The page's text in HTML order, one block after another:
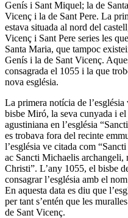
Genís i Sant Miquel; la de
Vicenç i la de Sant Pere. La
estava situada al nord del
Vicenç i Sant Pere series les
Santa Maria, que tampoc
Genís i la de Sant Vicenç.
consagrada el 1055 i la que
nova església.
La primera notícia de
bisbe Miró, la seva cunyada i
agustiniana en l’església
es trobava fora del recinte
l’església ve citada com
ac Sancti Michaelis archangeli,
Christi”. L’any 1055, el bisbe
consagrar l’església amb el
En aquesta data es diu que
per tant s’entén que les
de Sant Vicenç.